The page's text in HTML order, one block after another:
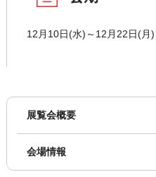
12月10日(水)～12月22日(月)
展覧会概要
会場情報